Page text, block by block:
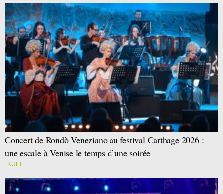
Concert de Rondò Veneziano au festival Carthage 2026 :
une escale à Venise le temps d’une soirée
KULT